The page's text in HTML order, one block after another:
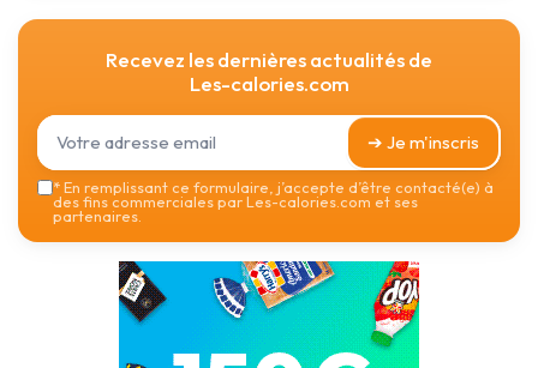
Recevez les dernières actualités de
Les-calories.com
➔ Je m'inscris
*En remplissant ce formulaire, j’accepte d’être contacté(e) à
des fins commerciales par Les-calories.com et ses
partenaires.